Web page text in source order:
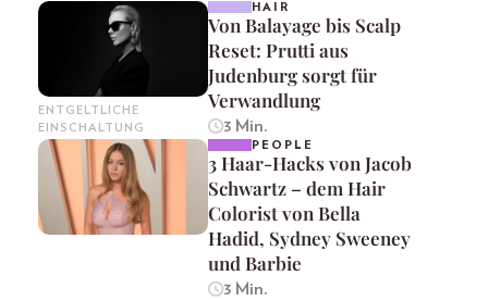
ENTGELTLICHE
EINSCHALTUNG
HAIR
Von Balayage bis Scalp
Reset: Prutti aus
Judenburg sorgt für
Verwandlung
3 Min.
PEOPLE
3 Haar-Hacks von Jacob
Schwartz – dem Hair
Colorist von Bella
Hadid, Sydney Sweeney
und Barbie
3 Min.